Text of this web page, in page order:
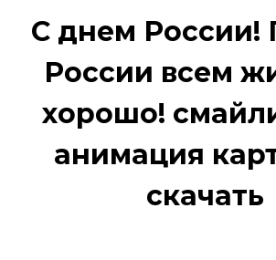
С днем России!
России всем
хорошо!
анимация
скачать